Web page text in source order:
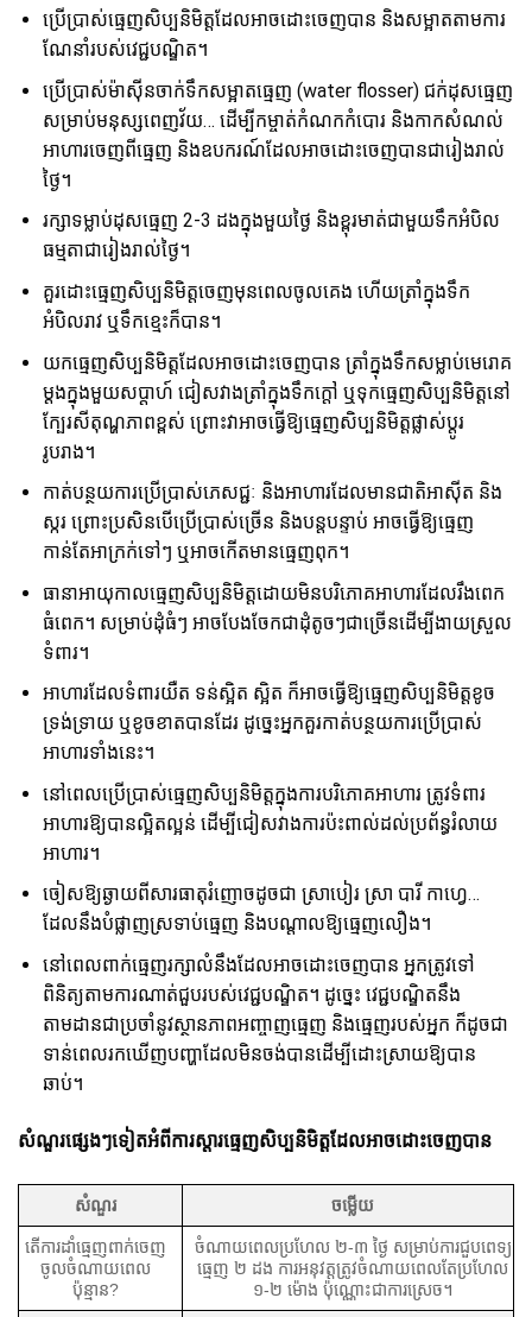
ប្រើប្រាស់ធ្មេញសិប្បនិមិត្តដែលអាចដោះចេញបាន និងសម្អាតតាមការ
ណែនាំរបស់វេជ្ជបណ្ឌិត។
ប្រើប្រាស់ម៉ាស៊ីនចាក់ទឹកសម្អាតធ្មេញ (water flosser) ជក់ដុសធ្មេញ
សម្រាប់មនុស្សពេញវ័យ… ដើម្បីកម្ចាត់កំណកកំបោរ និងកាកសំណល់
អាហារចេញពីធ្មេញ និងឧបករណ៍ដែលអាចដោះចេញបានជារៀងរាល់
ថ្ងៃ។
រក្សាទម្លាប់ដុសធ្មេញ 2-3 ដងក្នុងមួយថ្ងៃ និងខ្ពុរមាត់ជាមួយទឹកអំបិល
ធម្មតាជារៀងរាល់ថ្ងៃ។
គួរដោះធ្មេញសិប្បនិមិត្តចេញមុនពេលចូលគេង ហើយត្រាំក្នុងទឹក
អំបិលរាវ ឬទឹកខ្មេះក៏បាន។
យកធ្មេញសិប្បនិមិត្តដែលអាចដោះចេញបាន ត្រាំក្នុងទឹកសម្លាប់មេរោគ
ម្តងក្នុងមួយសប្តាហ៍ ជៀសវាងត្រាំក្នុងទឹកក្តៅ ឬទុកធ្មេញសិប្បនិមិត្តនៅ
ក្បែរសីតុណ្ហភាពខ្ពស់ ព្រោះវាអាចធ្វើឱ្យធ្មេញសិប្បនិមិត្តផ្លាស់ប្តូរ
រូបរាង។
កាត់បន្ថយការប្រើប្រាស់ភេសជ្ជៈ និងអាហារដែលមានជាតិអាស៊ីត និង
ស្ករ ព្រោះប្រសិនបើប្រើប្រាស់ច្រើន និងបន្តបន្ទាប់ អាចធ្វើឱ្យធ្មេញ
កាន់តែអាក្រក់ទៅៗ ឬអាចកើតមានធ្មេញពុក។
ធានាអាយុកាលធ្មេញសិប្បនិមិត្តដោយមិនបរិភោគអាហារដែលរឹងពេក
ធំពេក។ សម្រាប់ដុំធំៗ អាចបែងចែកជាដុំតូចៗជាច្រើនដើម្បីងាយស្រួល
ទំពារ។
អាហារដែលទំពារយឺត ទន់ស្អិត ស្អិត ក៏អាចធ្វើឱ្យធ្មេញសិប្បនិមិត្តខូច
ទ្រង់ទ្រាយ ឬខូចខាតបានដែរ ដូច្នេះអ្នកគួរកាត់បន្ថយការប្រើប្រាស់
អាហារទាំងនេះ។
នៅពេលប្រើប្រាស់ធ្មេញសិប្បនិមិត្តក្នុងការបរិភោគអាហារ ត្រូវទំពារ
អាហារឱ្យបានល្អិតល្អន់ ដើម្បីជៀសវាងការប៉ះពាល់ដល់ប្រព័ន្ធរំលាយ
អាហារ។
ចៀសឱ្យឆ្ងាយពីសារធាតុរំញោចដូចជា ស្រាបៀរ ស្រា បារី កាហ្វេ…
ដែលនឹងបំផ្លាញស្រទាប់ធ្មេញ និងបណ្តាលឱ្យធ្មេញលឿង។
នៅពេលពាក់ធ្មេញរក្សាលំនឹងដែលអាចដោះចេញបាន អ្នកត្រូវទៅ
ពិនិត្យតាមការណាត់ជួបរបស់វេជ្ជបណ្ឌិត។ ដូច្នេះ វេជ្ជបណ្ឌិតនឹង
តាមដានជាប្រចាំនូវស្ថានភាពអញ្ចាញធ្មេញ និងធ្មេញរបស់អ្នក ក៏ដូចជា
ទាន់ពេលរកឃើញបញ្ហាដែលមិនចង់បានដើម្បីដោះស្រាយឱ្យបាន
ឆាប់។
សំណួរផ្សេងៗទៀតអំពីការស្តារធ្មេញសិប្បនិមិត្តដែលអាចដោះចេញបាន
សំណួរ ចម្លើយ
តើការ​ដាំ​ធ្មេញ​ពាក់​ចេញ​
ចូល​ចំណាយ​ពេល​
ប៉ុន្មាន?
ចំណាយ​ពេល​ប្រហែល ២-៣ ថ្ងៃ សម្រាប់​ការ​ជួប​ពេទ្យ​
ធ្មេញ ២ ដង ការ​អនុវត្ត​ត្រូវ​ចំណាយ​ពេល​តែ​ប្រហែល
១-២ ម៉ោង ប៉ុណ្ណោះ​ជា​ការ​ស្រេច។